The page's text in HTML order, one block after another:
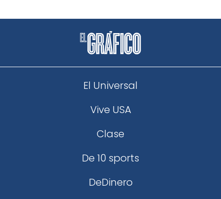
El Universal
Vive USA
Clase
De 10 sports
DeDinero